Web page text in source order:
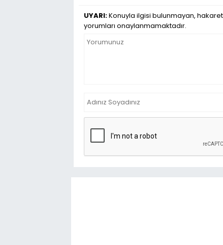
UYARI:Konuyla ilgisi bulunmayan,
yorumları onaylanmamaktadır.